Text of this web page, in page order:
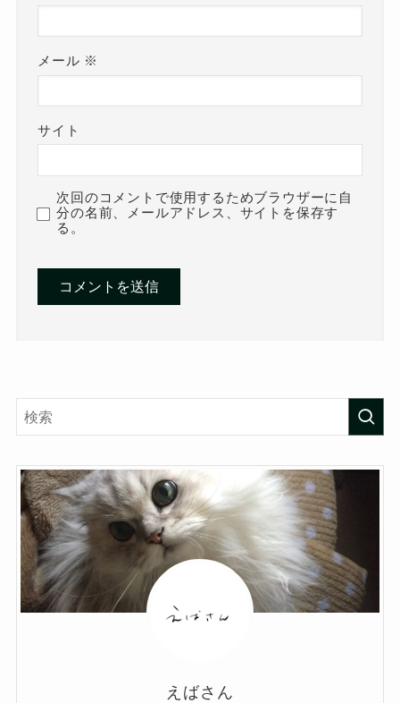
メール ※
サイト
次回のコメントで使用するためブラウザーに自
分の名前、メールアドレス、サイトを保存す
る。
えばさん